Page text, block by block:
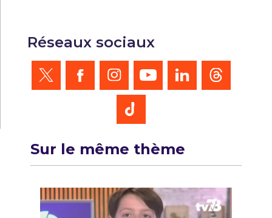
Réseaux sociaux
Sur le même thème